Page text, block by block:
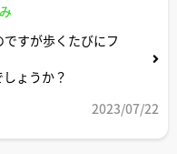
すが歩くたびにフ
ょうか？
2023/07/22